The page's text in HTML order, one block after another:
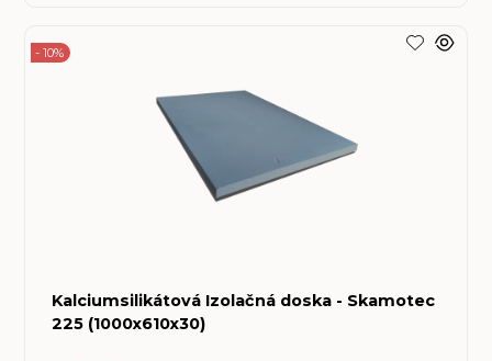
Kalciumsilikátová Izolačná doska - Skamotec
225 (1000x610x30)
- 10%